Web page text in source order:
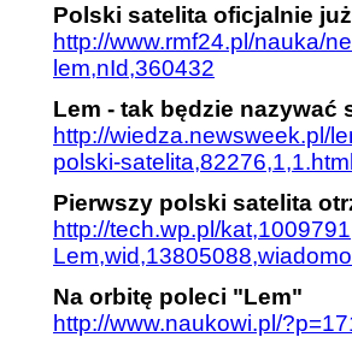
Polski satelita oficjalnie
http://www.rmf24.pl/nauka/
lem,nId,360432
Lem - tak będzie
http://wiedza.newsweek.pl/
polski-
Pierwszy polski satelita
http://tech.wp.pl/
Na orbitę poleci "Lem"
http://www.naukowi.pl/